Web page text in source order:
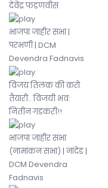
देवेंद्र फडणवीस
भाजपा जाहीर सभा |
परभणी | DCM
Devendra Fadnavis
विजय तिलक की करो
तैयारी.. विजयी भव:
नितीन गडकरी!!
भाजपा जाहीर सभा
(नामांकन सभा) | नांदेड |
DCM Devendra
Fadnavis